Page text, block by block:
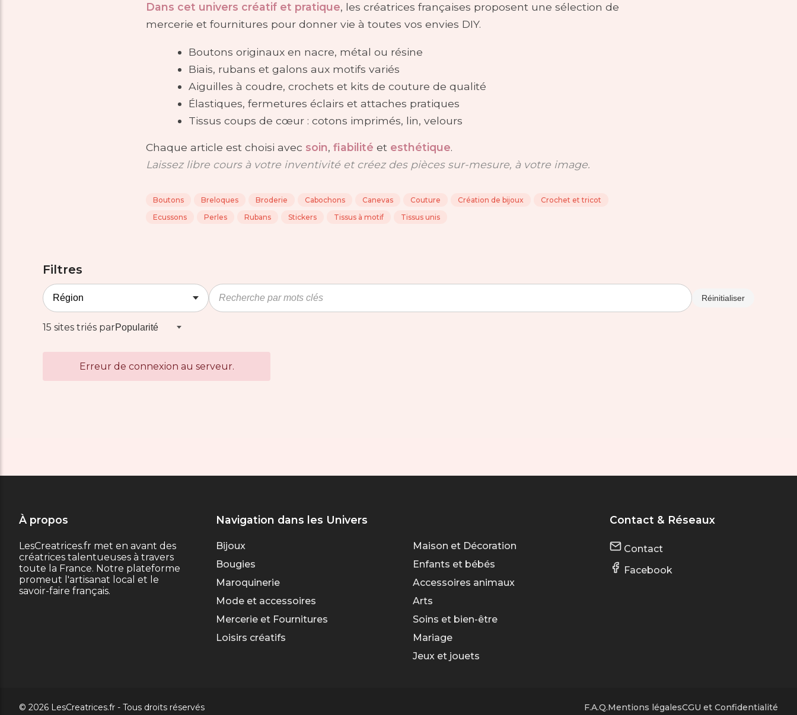
Dans cet univers créatif et pratique, les créatrices françaises proposent une sélection de
mercerie et fournitures pour donner vie à toutes vos envies DIY.
Boutons originaux en nacre, métal ou résine
Biais, rubans et galons aux motifs variés
Aiguilles à coudre, crochets et kits de couture de qualité
Élastiques, fermetures éclairs et attaches pratiques
Tissus coups de cœur : cotons imprimés, lin, velours
Chaque article est choisi avec soin, fiabilité et esthétique.
Laissez libre cours à votre inventivité et créez des pièces sur-mesure, à votre image.
Boutons Breloques Broderie Cabochons Canevas Couture Création de bijoux
Crochet et tricot
Ecussons
Perles Rubans Stickers Tissus à motif Tissus unis
Filtres
Réinitialiser
15 sites triés par
Erreur de connexion au serveur.
À propos
LesCreatrices.fr met en avant des
créatrices talentueuses à travers
toute la France. Notre plateforme
promeut l'artisanat local et le
savoir-faire français.
Navigation dans les Univers
Bijoux
Bougies
Maroquinerie
Mode et accessoires
Mercerie et Fournitures
Loisirs créatifs
Maison et Décoration
Enfants et bébés
Accessoires animaux
Arts
Soins et bien-être
Mariage
Jeux et jouets
Contact & Réseaux
Contact
Facebook
© 2026 LesCreatrices.fr - Tous droits réservés F.A.Q.Mentions légalesCGU et Confidentialité